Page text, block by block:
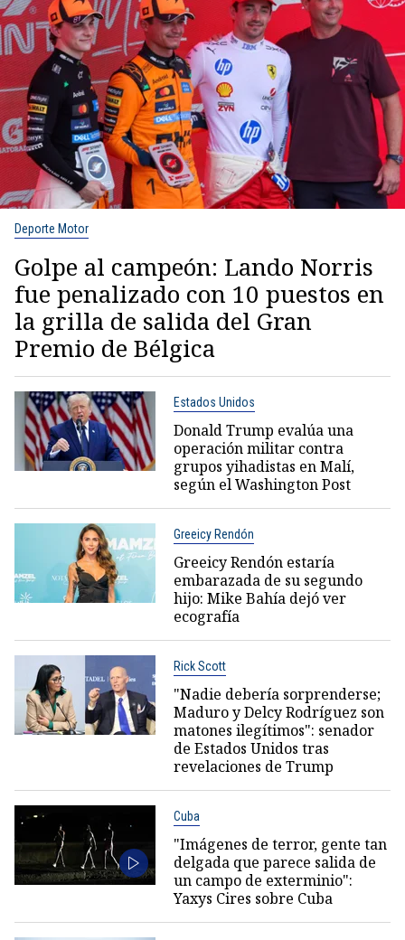
Deporte Motor
Golpe al campeón: Lando Norris
fue penalizado con 10 puestos en
la grilla de salida del Gran
Premio de Bélgica
Estados Unidos
Donald Trump evalúa una
operación militar contra
grupos yihadistas en Malí,
según el Washington Post
Greeicy Rendón
Greeicy Rendón estaría
embarazada de su segundo
hijo: Mike Bahía dejó ver
ecografía
Rick Scott
"Nadie debería sorprenderse;
Maduro y Delcy Rodríguez son
matones ilegítimos": senador
de Estados Unidos tras
revelaciones de Trump
Cuba
"Imágenes de terror, gente tan
delgada que parece salida de
un campo de exterminio":
Yaxys Cires sobre Cuba